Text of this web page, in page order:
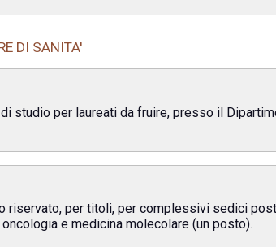
DI SANITA'
studio per laureati da fruire, presso il
riservato, per titoli, per complessivi sedici
e medicina molecolare (un posto).